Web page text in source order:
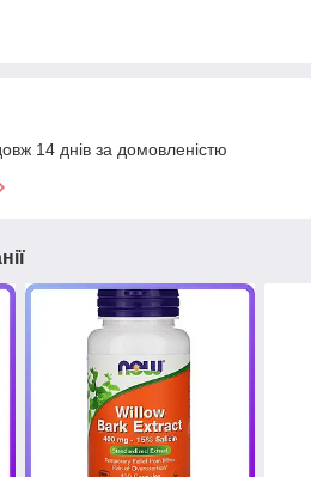
14 днів за домовленістю